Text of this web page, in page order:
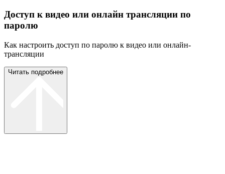
Доступ к видео или онлайн трансляции по
паролю
Как настроить доступ по паролю к видео или онлайн-
трансляции
Читать подробнее